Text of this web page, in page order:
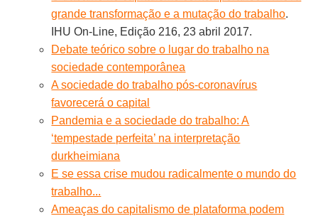
grande transformação e a mutação do trabalho.
IHU On-Line, Edição 216, 23 abril 2017.
Debate teórico sobre o lugar do trabalho na
sociedade contemporânea
A sociedade do trabalho pós-coronavírus
favorecerá o capital
Pandemia e a sociedade do trabalho: A
‘tempestade perfeita’ na interpretação
durkheimiana
E se essa crise mudou radicalmente o mundo do
trabalho...
Ameaças do capitalismo de plataforma podem